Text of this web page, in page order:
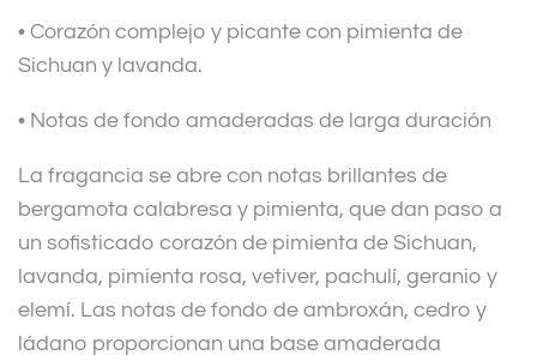
• Corazón complejo y picante con pimienta de
Sichuan y lavanda.
• Notas de fondo amaderadas de larga duración
La fragancia se abre con notas brillantes de
bergamota calabresa y pimienta, que dan paso a
un sofisticado corazón de pimienta de Sichuan,
lavanda, pimienta rosa, vetiver, pachulí, geranio y
elemí. Las notas de fondo de ambroxán, cedro y
ládano proporcionan una base amaderada